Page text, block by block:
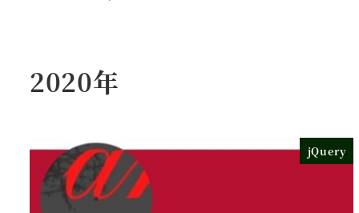
2020年
jQuery